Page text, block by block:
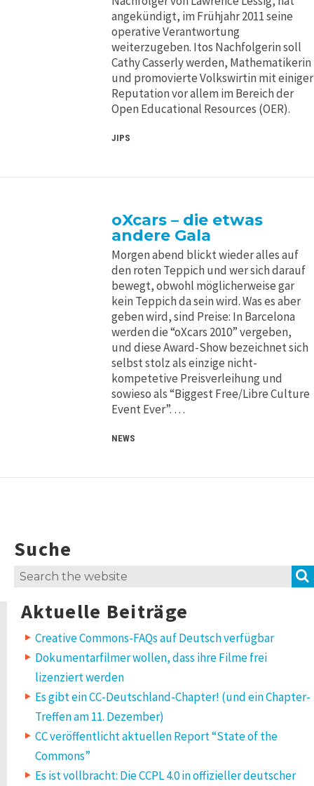
angekündigt, im Frühjahr 2011 seine
operative Verantwortung
weiterzugeben. Itos Nachfolgerin soll
Cathy Casserly werden, Mathematikerin
und promovierte Volkswirtin mit einiger
Reputation vor allem im Bereich der
Open Educational Resources (OER).
JIPS
oXcars – die etwas
andere Gala
Morgen abend blickt wieder alles auf
den roten Teppich und wer sich darauf
bewegt, obwohl möglicherweise gar
kein Teppich da sein wird. Was es aber
geben wird, sind Preise: In Barcelona
werden die “oXcars 2010” vergeben,
und diese Award-Show bezeichnet sich
selbst stolz als einzige nicht-
kompetetive Preisverleihung und
sowieso als “Biggest Free/Libre Culture
Event Ever”. …
NEWS
Suche
Search
Aktuelle Beiträge
Creative Commons-FAQs auf Deutsch verfügbar
Dokumentarfilmer wollen, dass ihre Filme frei
lizenziert werden
Es gibt ein CC-Deutschland-Chapter! (und ein Chapter-
Treffen am 11. Dezember)
CC veröffentlicht aktuellen Report “State of the
Commons”
Es ist vollbracht: Die CCPL 4.0 in offizieller deutscher